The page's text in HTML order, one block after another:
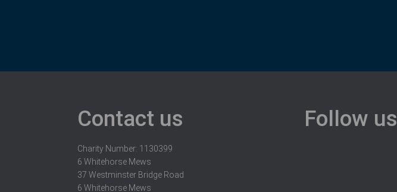
Contact us
Charity Number: 1130399
6 Whitehorse Mews
37 Westminster Bridge Road
6 Whitehorse Mews
Follow us